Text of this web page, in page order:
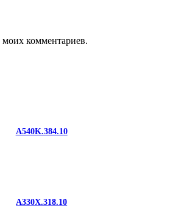
моих комментариев.
A540K.384.10
A330X.318.10